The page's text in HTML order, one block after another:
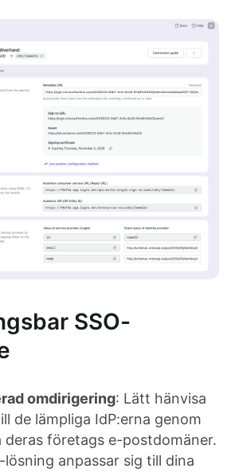
SSO-
omdirigering: Lätt hänvisa
de lämpliga IdP:erna genom
deras företags e-postdomäner.
lösning anpassar sig till dina